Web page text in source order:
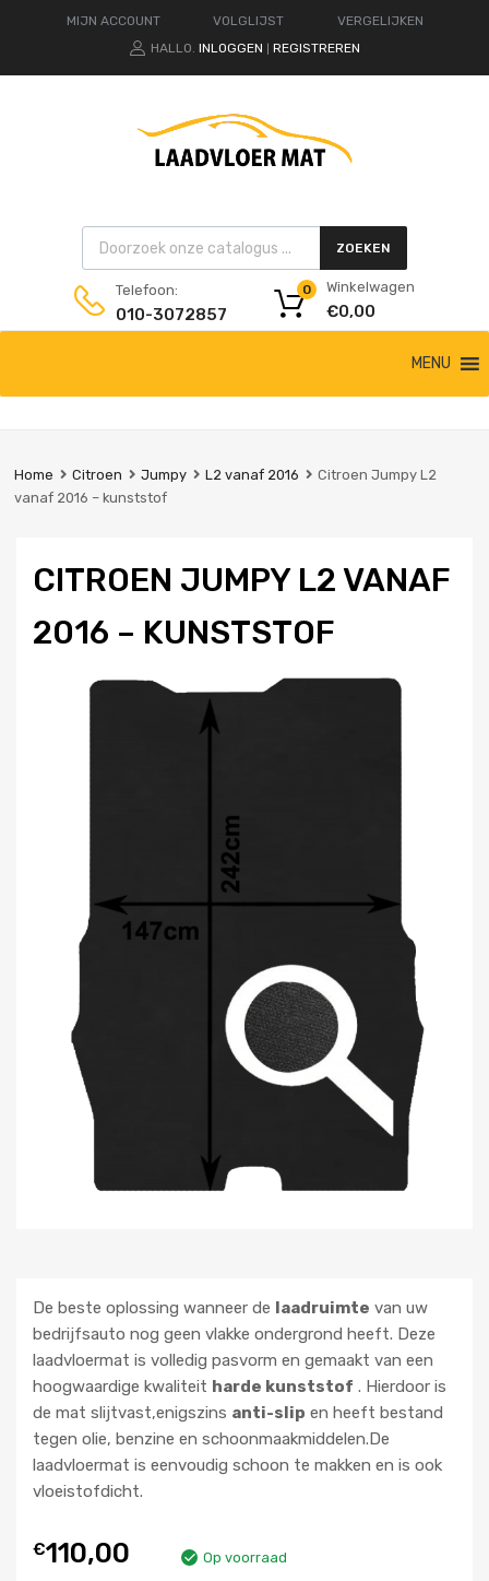
MIJN ACCOUNT VOLGLIJST
VERGELIJKEN
HALLO. INLOGGEN REGISTREREN
Products search ZOEKEN
Telefoon:
010-3072857
Winkelwagen
€0,00
0
de
MENU
Home Citroen Jumpy L2 vanaf 2016
Citroen Jumpy L2
vanaf 2016 – kunststof
CITROEN JUMPY L2 VANAF
2016 – KUNSTSTOF
De beste oplossing wanneer de laadruimte van uw
bedrijfsauto nog geen vlakke ondergrond heeft. Deze
laadvloermat is volledig pasvorm en gemaakt van een
hoogwaardige kwaliteit harde kunststof . Hierdoor is
de mat slijtvast,enigszins anti-slip en heeft bestand
tegen olie, benzine en schoonmaakmiddelen.De
laadvloermat is eenvoudig schoon te makken en is ook
vloeistofdicht.
€110,00 Op voorraad